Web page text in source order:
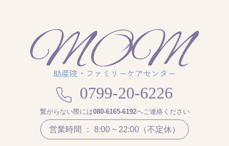
助産院・ファミリーケアセンター
0799-20-6226
繋がらない際には080-6165-6192へご連絡ください
営業時間 ： 8:00 ~ 22:00（不定休）